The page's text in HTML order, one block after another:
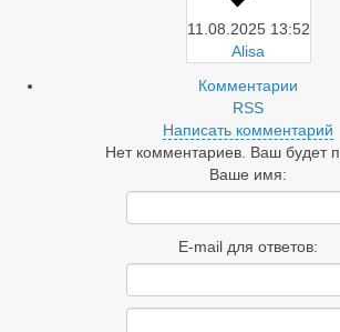
11.08.2025 13:52
Alisa
Комментарии
RSS
Написать комментарий
Нет комментариев. Ваш будет
Ваше имя:
E-mail для ответов: